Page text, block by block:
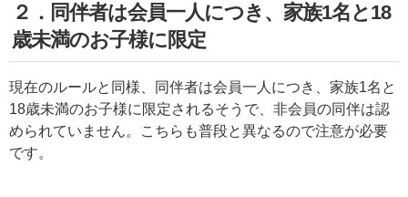
２．同伴者は会員一人につき、家族1名と18
歳未満のお子様に限定
現在のルールと同様、同伴者は会員一人につき、家族1名と
18歳未満のお子様に限定されるそうで、非会員の同伴は認
められていません。こちらも普段と異なるので注意が必要
です。